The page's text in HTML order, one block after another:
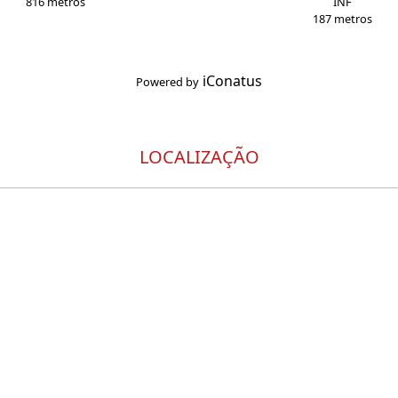
187 metros
Powered by iConatus
LOCALIZAÇÃO